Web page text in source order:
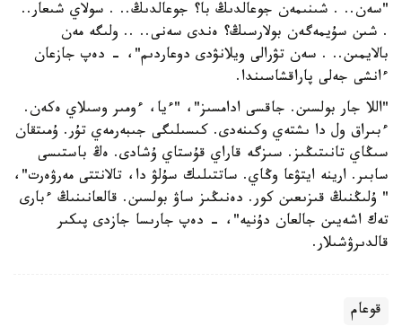
"سەن.. . شىنىمەن جوعالدىڭ با؟ جوعالدىڭ.. . سولاي شىعار..
. شىن سۇيمەگەن بولارسىڭ؟ ەندى سەنى.. .. ولىگە مەن
بالايمىن.. . سەن تۋرالى ويلانۋدى دوعاردىم"، - دەپ جازعان
ءانشى جەلى پاراقشاسىندا.
"اللا جار بولسىن. جاقسى ادامسىز"، "ءيا، ءومىر وسىلاي ەكەن.
ءبىراق ول دا ىشتەي وكىنەدى. كىسىلىگى جىبەرمەي تۇر. ۇمىتقان
سىڭاي تانىتىڭىز. سىزگە قاراي قۇستاي ۇشادى. ەڭ باستىسى
سابىر. ارينە ايتۋعا وڭاي. ساتتىلىك سۇلۋ دا، تالانتتى مەرۋەرت"،
" ۇلىڭنىڭ قىزىعىن كور. دەنىڭىز ساۋ بولسىن. قالعانىنىڭ ءبارى
تەك اشەيىن جالعان دۇنيە"، - دەپ جارىسا جازدى پىكىر
قالدىرۋشىلار.
قوعام